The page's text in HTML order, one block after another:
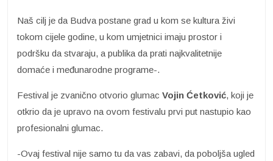
Naš cilj je da Budva postane grad u kom se kultura živi
tokom cijele godine, u kom umjetnici imaju prostor i
podršku da stvaraju, a publika da prati najkvalitetnije
domaće i međunarodne programe-.
Festival je zvanično otvorio glumac Vojin Ćetković, koji je
otkrio da je upravo na ovom festivalu prvi put nastupio kao
profesionalni glumac.
-Ovaj festival nije samo tu da vas zabavi, da poboljša ugled